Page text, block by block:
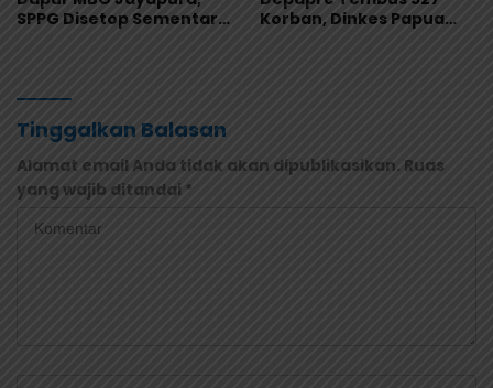
SPPG Disetop Sementara
Korban, Dinkes Papua
Tinggalkan Balasan
Alamat email Anda tidak akan dipublikasikan. Ruas
yang wajib ditandai *